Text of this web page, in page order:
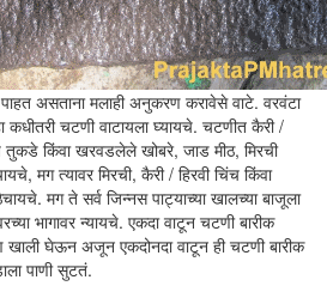
असताना मलाही अनुकरण करावेसे वाटे. वरवंटा
चटणी वाटायला घ्यायचे. चटणीत कैरी /
तुकडे किंवा खरवडलेले खोबरे, जाड मीठ, मिरची
मग त्यावर मिरची, कैरी / हिरवी चिंच किंवा
मग ते सर्व जिन्नस पाट्याच्या खालच्या बाजूला
भागावर न्यायचे. एकदा वाटून चटणी बारीक
खाली घेऊन अजून एकदोनदा वाटून ही चटणी बारीक
पाणी सुटतं.